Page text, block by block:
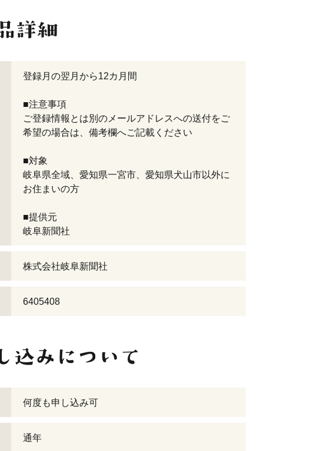
登録月の翌月から12カ月間
■注意事項
ご登録情報とは別のメールアドレスへの送付をご
希望の場合は、備考欄へご記載ください
■対象
岐阜県全域、愛知県一宮市、愛知県犬山市以外に
お住まいの方
■提供元
岐阜新聞社
株式会社岐阜新聞社
6405408
何度も申し込み可
通年